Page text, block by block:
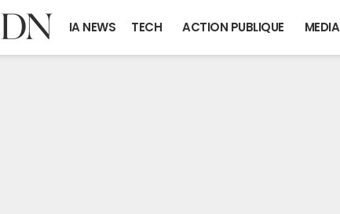
IA NEWS TECH ACTION PUBLIQUE MEDIA